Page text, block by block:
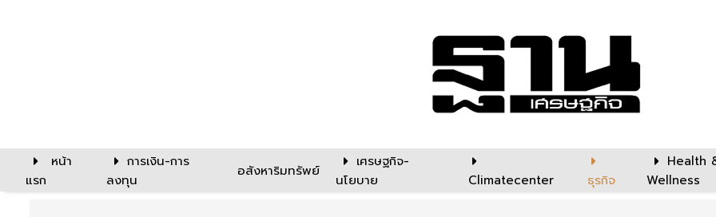
หน้า
แรก
การเงิน-การ
ลงทุน
อสังหาริมทรัพย์
เศรษฐกิจ-
นโยบาย
Climatecenter ธุรกิจ
Health
Wellness